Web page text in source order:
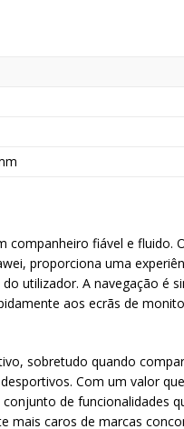
companheiro fiável e fluido.
proporciona uma
utilizador. A navegação é
aos ecrãs de
sobretudo quando
Com um valor
de funcionalidades
mais caros de marcas